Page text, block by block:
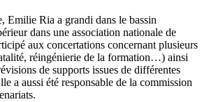
Emilie Ria a grandi dans le bassin
dans une association nationale de
aux concertations concernant plusieurs
réingénierie de la formation…) ainsi
de supports issues de différentes
a aussi été responsable de la commission